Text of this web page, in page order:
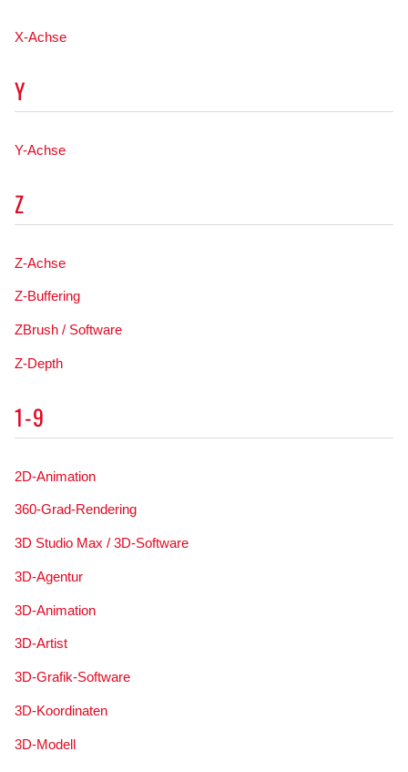
X-Achse
Y
Y-Achse
Z
Z-Achse
Z-Buffering
ZBrush / Software
Z-Depth
1-9
2D-Animation
360-Grad-Rendering
3D Studio Max / 3D-Software
3D-Agentur
3D-Animation
3D-Artist
3D-Grafik-Software
3D-Koordinaten
3D-Modell